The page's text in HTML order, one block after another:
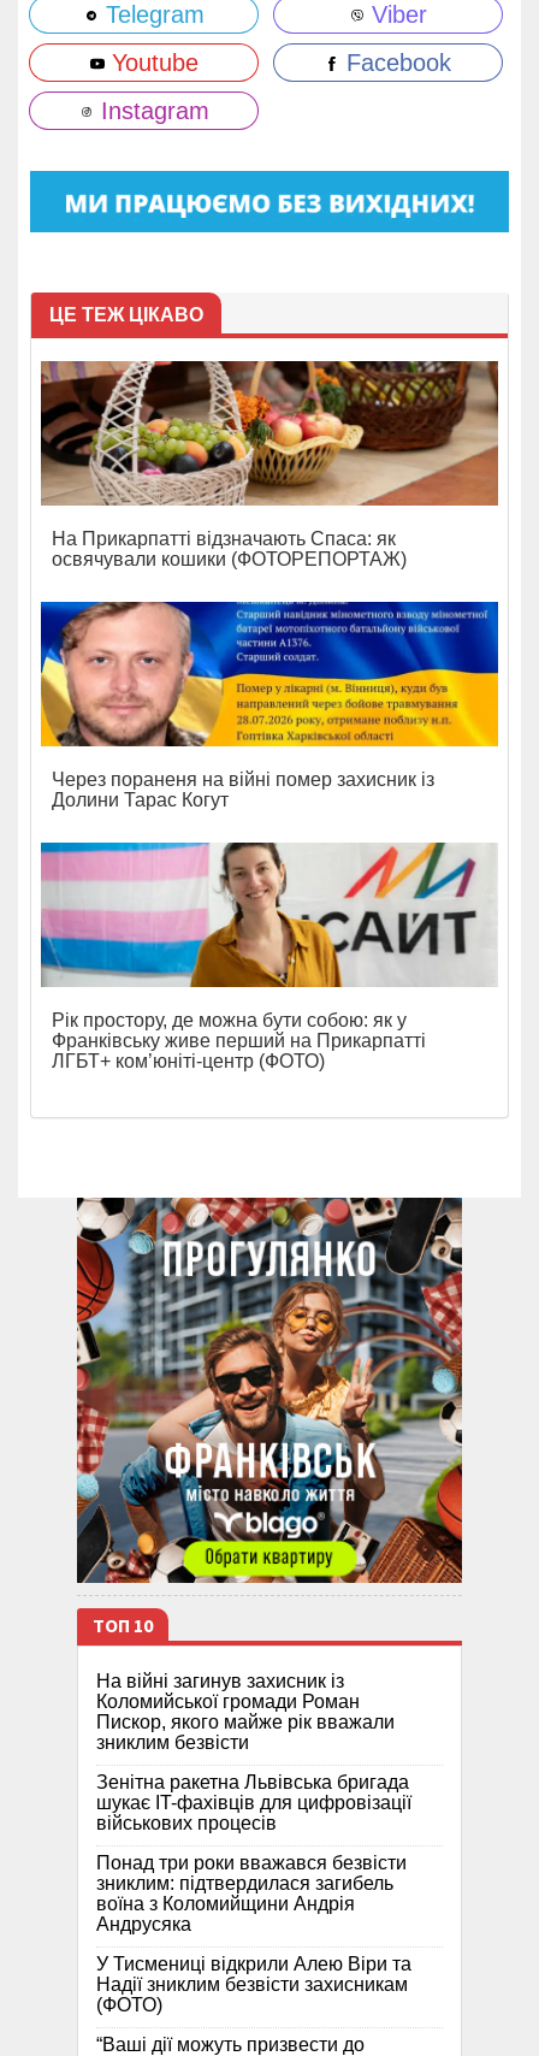
Telegram
Viber
Youtube
Facebook
Instagram
ЦЕ ТЕЖ ЦІКАВО
На Прикарпатті відзначають Спаса: як
освячували кошики (ФОТОРЕПОРТАЖ)
Через пораненя на війні помер захисник із
Долини Тарас Когут
Рік простору, де можна бути собою: як у
Франківську живе перший на Прикарпатті
ЛГБТ+ ком’юніті-центр (ФОТО)
ТОП 10
На війні загинув захисник із
Коломийської громади Роман
Пискор, якого майже рік вважали
зниклим безвісти
Зенітна ракетна Львівська бригада
шукає IT-фахівців для цифровізації
військових процесів
Понад три роки вважався безвісти
зниклим: підтвердилася загибель
воїна з Коломийщини Андрія
Андрусяка
У Тисмениці відкрили Алею Віри та
Надії зниклим безвісти захисникам
(ФОТО)
“Ваші дії можуть призвести до